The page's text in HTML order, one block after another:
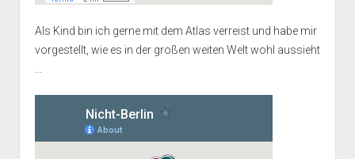
Als Kind bin ich gerne mit dem Atlas verreist und habe mir
vorgestellt, wie es in der großen weiten Welt wohl aussieht